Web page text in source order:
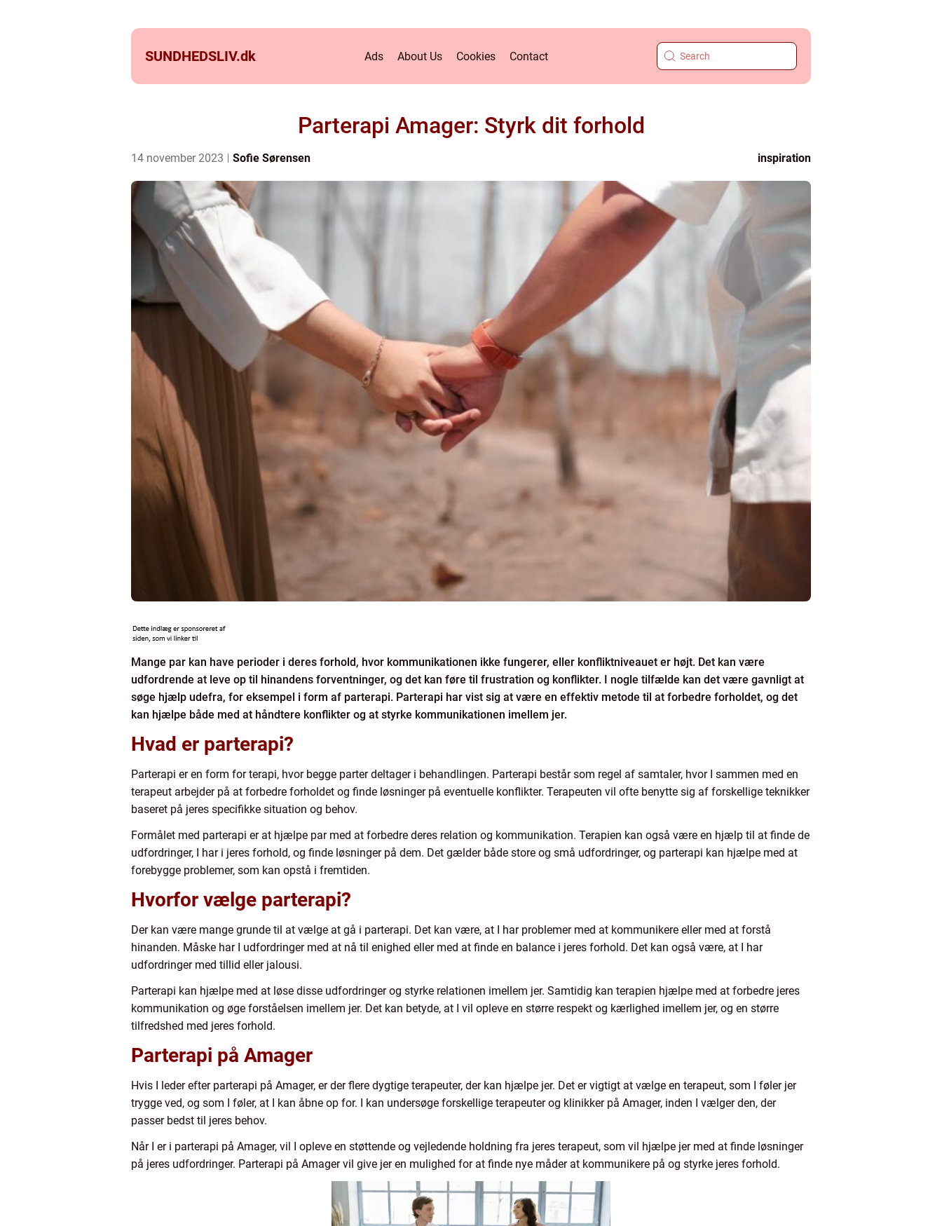
SUNDHEDSLIV.dk Ads About Us Cookies Contact
Parterapi Amager: Styrk dit forhold
14 november 2023 Sofie Sørensen inspiration
Mange par kan have perioder i deres forhold, hvor kommunikationen ikke fungerer, eller konfliktniveauet er højt. Det kan være
udfordrende at leve op til hinandens forventninger, og det kan føre til frustration og konflikter. I nogle tilfælde kan det være gavnligt at
søge hjælp udefra, for eksempel i form af parterapi. Parterapi har vist sig at være en effektiv metode til at forbedre forholdet, og det
kan hjælpe både med at håndtere konflikter og at styrke kommunikationen imellem jer.
Hvad er parterapi?
Parterapi er en form for terapi, hvor begge parter deltager i behandlingen. Parterapi består som regel af samtaler, hvor I sammen med en
terapeut arbejder på at forbedre forholdet og finde løsninger på eventuelle konflikter. Terapeuten vil ofte benytte sig af forskellige teknikker
baseret på jeres specifikke situation og behov.
Formålet med parterapi er at hjælpe par med at forbedre deres relation og kommunikation. Terapien kan også være en hjælp til at finde de
udfordringer, I har i jeres forhold, og finde løsninger på dem. Det gælder både store og små udfordringer, og parterapi kan hjælpe med at
forebygge problemer, som kan opstå i fremtiden.
Hvorfor vælge parterapi?
Der kan være mange grunde til at vælge at gå i parterapi. Det kan være, at I har problemer med at kommunikere eller med at forstå
hinanden. Måske har I udfordringer med at nå til enighed eller med at finde en balance i jeres forhold. Det kan også være, at I har
udfordringer med tillid eller jalousi.
Parterapi kan hjælpe med at løse disse udfordringer og styrke relationen imellem jer. Samtidig kan terapien hjælpe med at forbedre jeres
kommunikation og øge forståelsen imellem jer. Det kan betyde, at I vil opleve en større respekt og kærlighed imellem jer, og en større
tilfredshed med jeres forhold.
Parterapi på Amager
Hvis I leder efter parterapi på Amager, er der flere dygtige terapeuter, der kan hjælpe jer. Det er vigtigt at vælge en terapeut, som I føler jer
trygge ved, og som I føler, at I kan åbne op for. I kan undersøge forskellige terapeuter og klinikker på Amager, inden I vælger den, der
passer bedst til jeres behov.
Når I er i parterapi på Amager, vil I opleve en støttende og vejledende holdning fra jeres terapeut, som vil hjælpe jer med at finde løsninger
på jeres udfordringer. Parterapi på Amager vil give jer en mulighed for at finde nye måder at kommunikere på og styrke jeres forhold.